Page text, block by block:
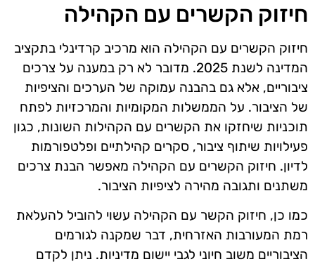
חיזוק הקשרים עם הקהילה
חיזוק הקשרים עם הקהילה הוא מרכיב קרדינלי בתקציב
המדינה לשנת 2025. מדובר לא רק במענה על צרכים
ציבוריים, אלא גם בהבנה עמוקה של הערכים והציפיות
של הציבור. על הממשלות המקומיות והמרכזיות לפתח
תוכניות שיחזקו את הקשרים עם הקהילות השונות, כגון
פעילויות שיתוף ציבור, סקרים קהילתיים ופלטפורמות
לדיון. חיזוק הקשרים עם הקהילה מאפשר הבנת צרכים
משתנים ותגובה מהירה לציפיות הציבור.
כמו כן, חיזוק הקשר עם הקהילה עשוי להוביל להעלאת
רמת המעורבות האזרחית, דבר שמקנה לגורמים
הציבוריים משוב חיוני לגבי יישום מדיניות. ניתן לקדם